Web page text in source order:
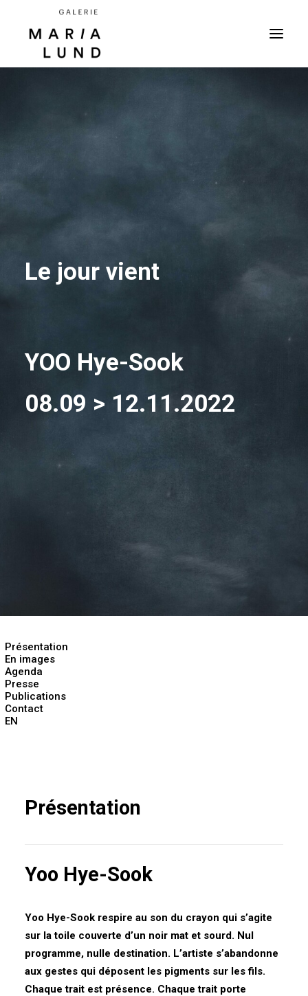
Le jour vient
YOO Hye-Sook
08.09 > 12.11.2022
Présentation
En images
Agenda
Presse
Publications
Contact
EN
Présentation
Yoo Hye-Sook
Yoo Hye-Sook respire au son du crayon qui s’agite
sur la toile couverte d’un noir mat et sourd. Nul
programme, nulle destination. L’artiste s’abandonne
aux gestes qui déposent les pigments sur les fils.
Chaque trait est présence. Chaque trait porte